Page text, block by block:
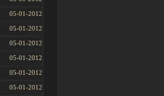
05-01-2012
05-01-2012
05-01-2012
05-01-2012
05-01-2012
05-01-2012